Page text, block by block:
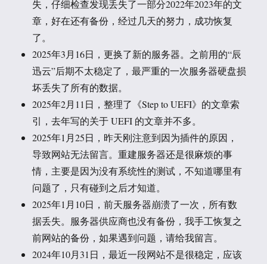
失，仔细检查发现丢失了一部分2022年2023年的文
章，好在还有备份，经过几天的努力，成功恢复
了。
2025年3月16日，更换了新的服务器。之前用的“辰
迅云”后期不太稳定了，最严重的一次服务器硬盘损
坏丢失了所有的数据。
2025年2月11日，整理了《Step to UEFI》的文章索
引，去年写的关于 UEFI 的文章并不多。
2025年1月25日，昨天刚注意到因为插件的原因，
导致网站无法留言。重建服务器还是很麻烦的事
情，主要是因为没有系统性的测试，不知道哪里有
问题了，只有碰到之后才知道。
2025年1月10日，前天服务器崩溃了一次，所有数
据丢失。服务器供应商也没有备份，我手工恢复之
前网站的备份，如果遇到问题，请给我留言。
2024年10月31日，最近一段网站不是很稳定，应该